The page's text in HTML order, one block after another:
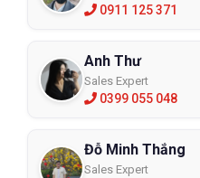
0911 125 371
Anh Thư
Sales Expert
0399 055 048
Đỗ Minh Thắng
Sales Expert